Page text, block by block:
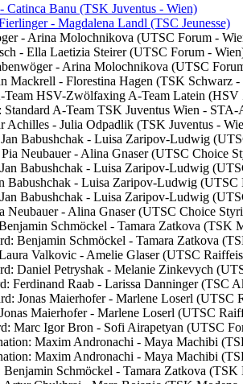
Catinca Banu (TSK Juventus - Wien)
- Magdalena Landl (TSC Jeunesse)
- Arina Molochnikova (UTSC Forum -
- Ella Laetizia Steirer (UTSC Forum -
- Arina Molochnikova (UTSC
Mackrell - Florestina Hagen (TSK Schwarz
Team HSV-Zwölfaxing A-Team Latein
Standard A-Team TSK Juventus Wien -
Achilles - Julia Odpadlik (TSK Juventus -
Babushchak - Luisa Zaripov-Ludwig
Neubauer - Alina Gnaser (UTSC Choice
Babushchak - Luisa Zaripov-Ludwig
Babushchak - Luisa Zaripov-Ludwig (UTSC
Babushchak - Luisa Zaripov-Ludwig
Neubauer - Alina Gnaser (UTSC Choice
Schmöckel - Tamara Zatkova (TSK
Benjamin Schmöckel - Tamara Zatkova
Valkovic - Amelie Glaser (UTSC
Daniel Petryshak - Melanie Zinkevych
Ferdinand Raab - Larissa Danninger (TSC
Jonas Maierhofer - Marlene Loserl (UTSC
Maierhofer - Marlene Loserl (UTSC
Marc Igor Bron - Sofi Airapetyan (UTSC
Maxim Andronachi - Maya Machibi
Maxim Andronachi - Maya Machibi
Schmöckel - Tamara Zatkova (TSK